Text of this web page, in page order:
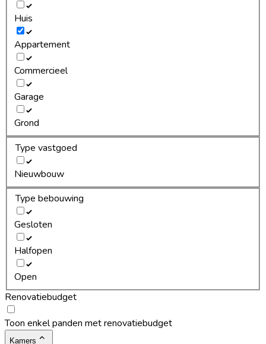
Huis
Appartement
Commercieel
Garage
Grond
Type vastgoed
Nieuwbouw
Type bebouwing
Gesloten
Halfopen
Open
Renovatiebudget
Toon enkel panden met renovatiebudget
Kamers